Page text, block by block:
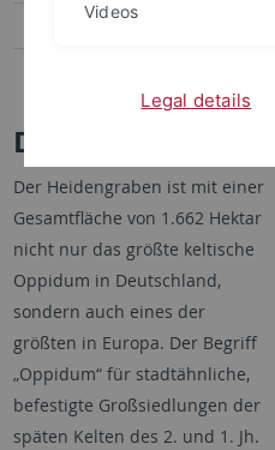
Sammlung
Der Heidengraben
Der Heidengraben ist mit einer
Gesamtfläche von 1.662 Hektar
nicht nur das größte keltische
Oppidum in Deutschland,
sondern auch eines der
größten in Europa. Der Begriff
„Oppidum“ für stadtähnliche,
befestigte Großsiedlungen der
späten Kelten des 2. und 1. Jh.
Videos
Legal details